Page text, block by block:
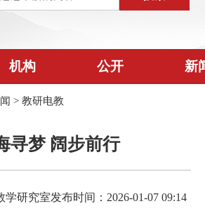
机构 公开 新
> 教研电教
寻梦 阔步前行
学研究室发布时间：2026-01-07 09:14